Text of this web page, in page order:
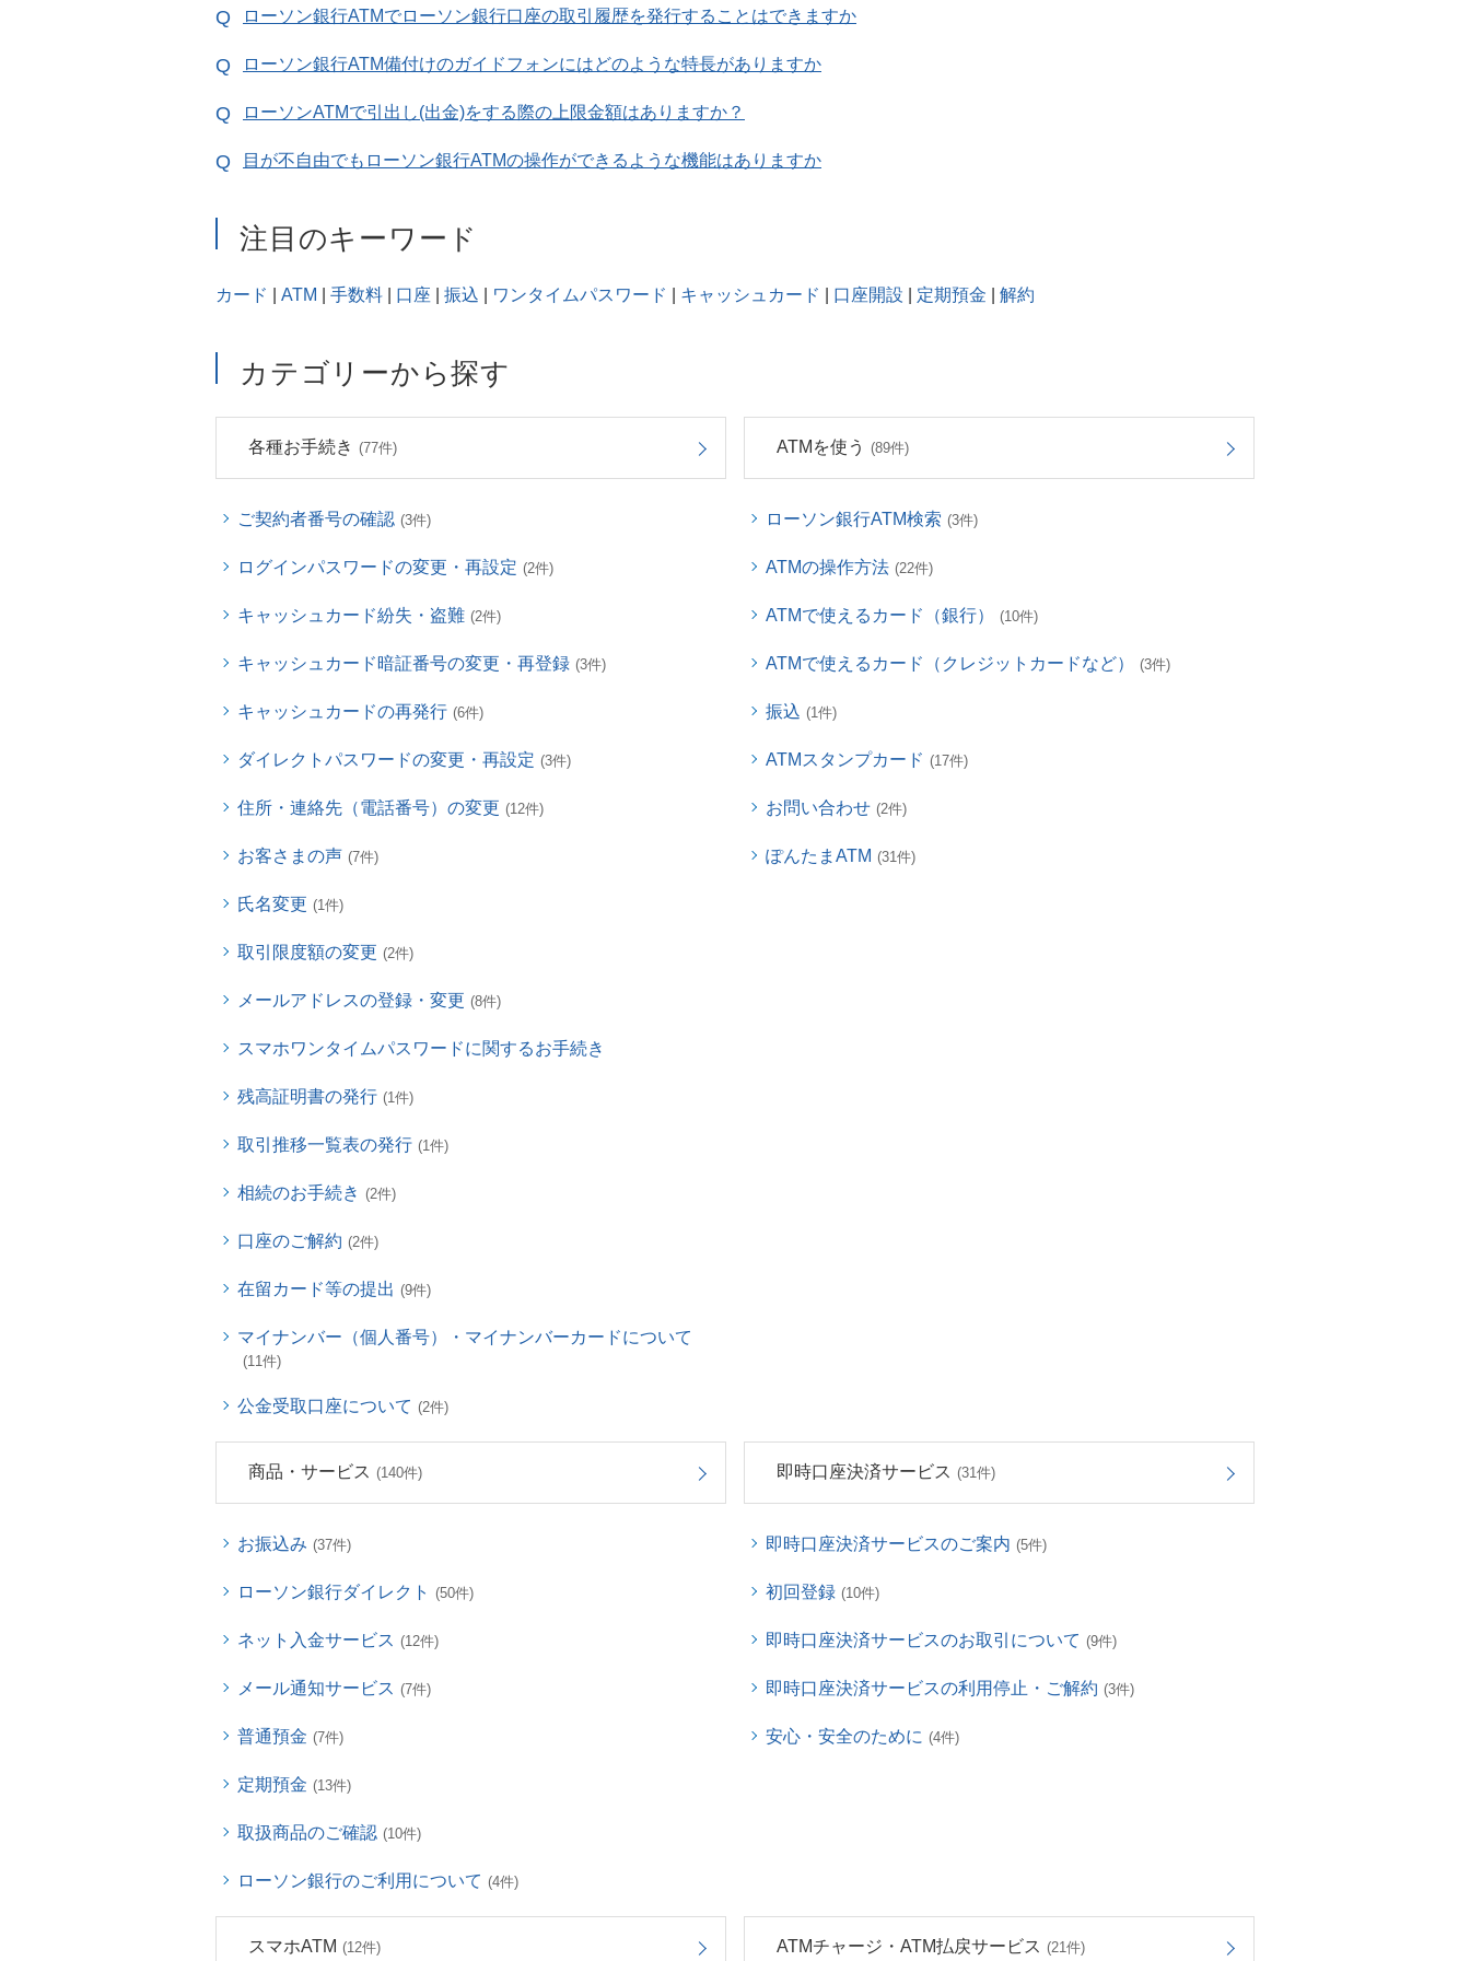
ローソン銀行ATMでローソン銀行口座の取引履歴を発行することはできますか
ローソン銀行ATM備付けのガイドフォンにはどのような特長がありますか
ローソンATMで引出し(出金)をする際の上限金額はありますか？
目が不自由でもローソン銀行ATMの操作ができるような機能はありますか
注目のキーワード
カード ATM 手数料 口座 振込 ワンタイムパスワード キャッシュカード 口座開設 定期預金 解約
カテゴリーから探す
各種お手続き (77件)
ご契約者番号の確認 (3件)
ログインパスワードの変更・再設定 (2件)
キャッシュカード紛失・盗難 (2件)
キャッシュカード暗証番号の変更・再登録 (3件)
キャッシュカードの再発行 (6件)
ダイレクトパスワードの変更・再設定 (3件)
住所・連絡先（電話番号）の変更 (12件)
お客さまの声 (7件)
氏名変更 (1件)
取引限度額の変更 (2件)
メールアドレスの登録・変更 (8件)
スマホワンタイムパスワードに関するお手続き
残高証明書の発行 (1件)
取引推移一覧表の発行 (1件)
相続のお手続き (2件)
口座のご解約 (2件)
在留カード等の提出 (9件)
マイナンバー（個人番号）・マイナンバーカードについて
(11件)
公金受取口座について (2件)
ATMを使う (89件)
ローソン銀行ATM検索 (3件)
ATMの操作方法 (22件)
ATMで使えるカード（銀行） (10件)
ATMで使えるカード（クレジットカードなど） (3件)
振込 (1件)
ATMスタンプカード (17件)
お問い合わせ (2件)
ぽんたまATM (31件)
商品・サービス (140件)
お振込み (37件)
ローソン銀行ダイレクト (50件)
ネット入金サービス (12件)
メール通知サービス (7件)
普通預金 (7件)
定期預金 (13件)
取扱商品のご確認 (10件)
ローソン銀行のご利用について (4件)
即時口座決済サービス (31件)
即時口座決済サービスのご案内 (5件)
初回登録 (10件)
即時口座決済サービスのお取引について (9件)
即時口座決済サービスの利用停止・ご解約 (3件)
安心・安全のために (4件)
スマホATM (12件) ATMチャージ・ATM払戻サービス (21件)